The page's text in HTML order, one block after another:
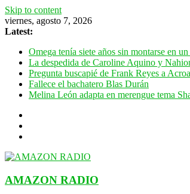
Skip to content
viernes, agosto 7, 2026
Latest:
Omega tenía siete años sin montarse en
La despedida de Caroline Aquino y
Pregunta buscapié de Frank Reyes a
Fallece el bachatero Blas Durán
Melina León adapta en merengue tema
AMAZON RADIO